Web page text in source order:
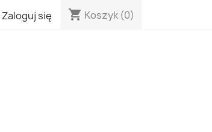
Zaloguj się shopping_cart Koszyk (0)